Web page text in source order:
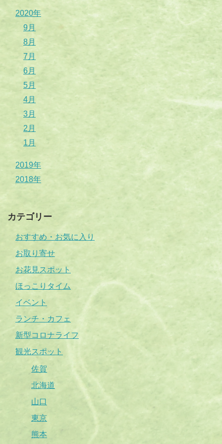
2020年
9月
8月
7月
6月
5月
4月
3月
2月
1月
2019年
2018年
カテゴリー
おすすめ・お気に入り
お取り寄せ
お花見スポット
ほっこりタイム
イベント
ランチ・カフェ
新型コロナライフ
観光スポット
佐賀
北海道
山口
東京
熊本